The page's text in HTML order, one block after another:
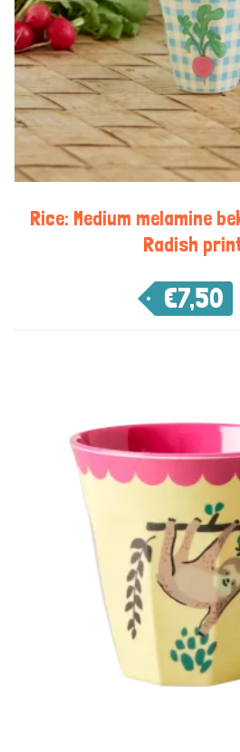
Rice: Medium melamine
Radish
€7,50